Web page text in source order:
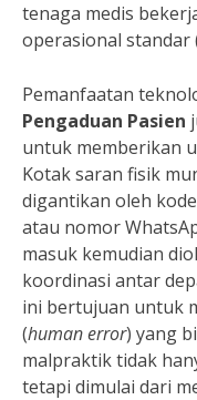
tenaga medis
operasional standar
Pemanfaatan
Pengaduan Pasien
untuk memberikan
Kotak saran fisik
digantikan oleh
atau nomor
masuk kemudian
koordinasi antar
ini bertujuan untuk
(human error) yang
malpraktik tidak
tetapi dimulai dari